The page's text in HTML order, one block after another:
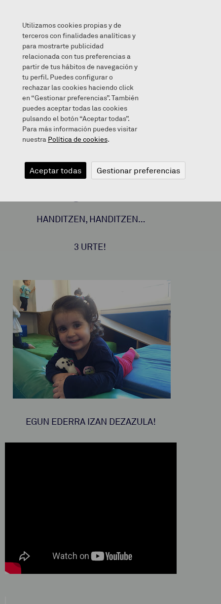
ZORIONAK ICIA! 😊
2020/05/26
ZORIONAK
ICIA! 😊
HANDITZEN, HANDITZEN…
3 URTE!
EGUN EDERRA IZAN DEZAZULA!
Utilizamos cookies propias y de
terceros con finalidades analíticas y
para mostrarte publicidad
relacionada con tus preferencias a
partir de tus hábitos de navegación y
tu perfil. Puedes configurar o
rechazar las cookies haciendo click
en “Gestionar preferencias”. También
puedes aceptar todas las cookies
pulsando el botón “Aceptar todas”.
Para más información puedes visitar
nuestra Política de cookies.
Aceptar todas Gestionar preferencias